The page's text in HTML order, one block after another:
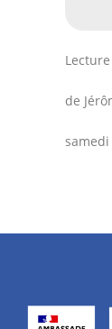
de
samedi